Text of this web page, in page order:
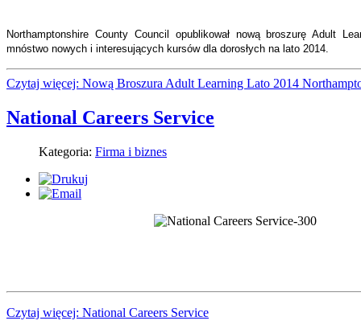
Northamptonshire County Council opublikował nową broszurę Adult
mnóstwo nowych i interesujących kursów dla dorosłych na lato 2014.
Czytaj więcej: Nową Broszura Adult Learning Lato 2014
National Careers Service
Kategoria: Firma i biznes
Czytaj więcej: National Careers Service